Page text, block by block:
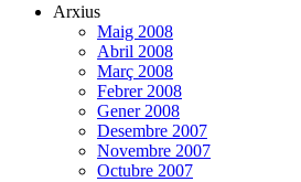
Arxius
Maig 2008
Abril 2008
Març 2008
Febrer 2008
Gener 2008
Desembre 2007
Novembre 2007
Octubre 2007